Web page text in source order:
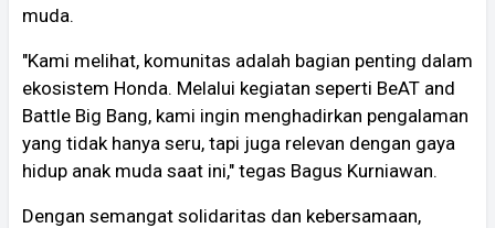
muda.
"Kami melihat, komunitas adalah bagian penting dalam
ekosistem Honda. Melalui kegiatan seperti BeAT and
Battle Big Bang, kami ingin menghadirkan pengalaman
yang tidak hanya seru, tapi juga relevan dengan gaya
hidup anak muda saat ini," tegas Bagus Kurniawan.
Dengan semangat solidaritas dan kebersamaan,